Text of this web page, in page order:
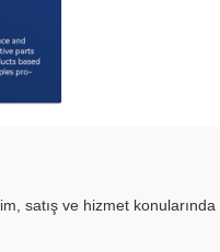
satış ve hizmet konularında